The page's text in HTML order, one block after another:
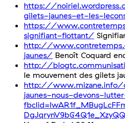
https://
gilets-jaunes-et-les-
https://
signifiant-flottant/
http://
jaunes/ Benoît Coquard
http://
le mou­ve­ment des gilets
http://www.mizane.info/
jaunes-nous-devons-